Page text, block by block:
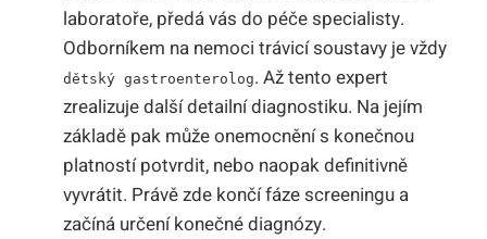
laboratoře, předá vás do péče specialisty.
Odborníkem na nemoci trávicí soustavy je vždy
dětský gastroenterolog. Až tento expert
zrealizuje další detailní diagnostiku. Na jejím
základě pak může onemocnění s konečnou
platností potvrdit, nebo naopak definitivně
vyvrátit. Právě zde končí fáze screeningu a
začíná určení konečné diagnózy.